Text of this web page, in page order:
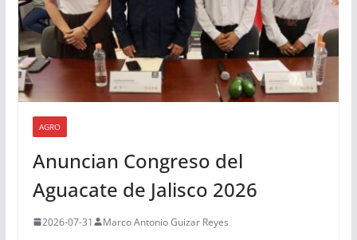
AGRO
Anuncian Congreso del
Aguacate de Jalisco 2026
2026-07-31 Marco Antonio Guizar Reyes